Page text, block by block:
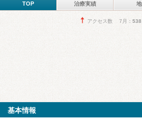
TOP 治療実績
アクセス数 7月： 538
基本情報